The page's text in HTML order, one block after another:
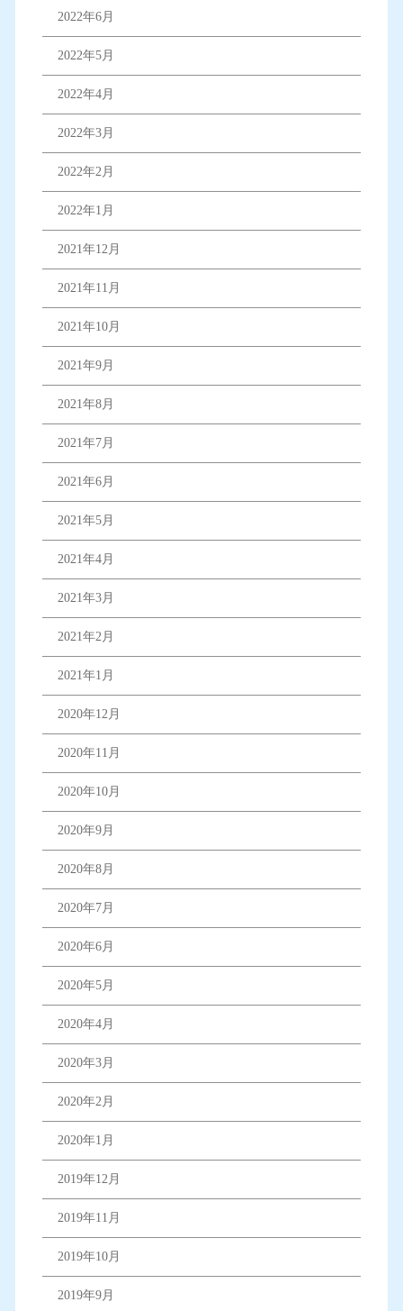
2022年6月
2022年5月
2022年4月
2022年3月
2022年2月
2022年1月
2021年12月
2021年11月
2021年10月
2021年9月
2021年8月
2021年7月
2021年6月
2021年5月
2021年4月
2021年3月
2021年2月
2021年1月
2020年12月
2020年11月
2020年10月
2020年9月
2020年8月
2020年7月
2020年6月
2020年5月
2020年4月
2020年3月
2020年2月
2020年1月
2019年12月
2019年11月
2019年10月
2019年9月